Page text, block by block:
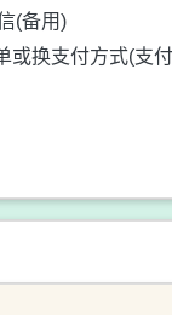
(备用)
或换支付方式(支